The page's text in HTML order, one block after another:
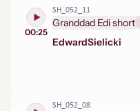
00:25
SH_052_11
Granddad Edi short
EdwardSielicki
SH_052_08